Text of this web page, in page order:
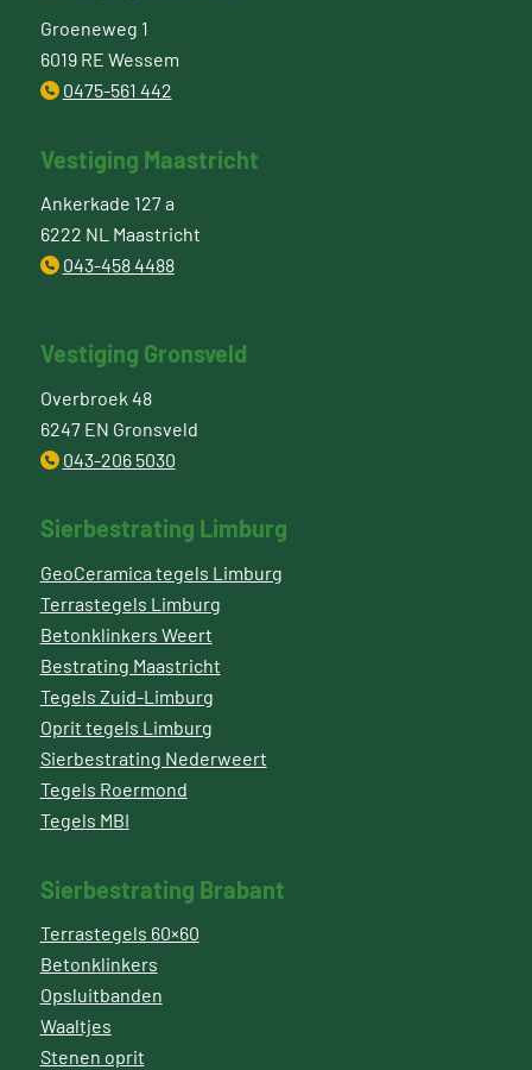
Groeneweg 1
6019 RE Wessem
0475-561 442
Vestiging Maastricht
Ankerkade 127 a
6222 NL Maastricht
043-458 4488
Vestiging Gronsveld
Overbroek 48
6247 EN Gronsveld
043-206 5030
Sierbestrating Limburg
GeoCeramica tegels Limburg
Terrastegels Limburg
Betonklinkers Weert
Bestrating Maastricht
Tegels Zuid-Limburg
Oprit tegels Limburg
Sierbestrating Nederweert
Tegels Roermond
Tegels MBI
Sierbestrating Brabant
Terrastegels 60×60
Betonklinkers
Opsluitbanden
Waaltjes
Stenen oprit